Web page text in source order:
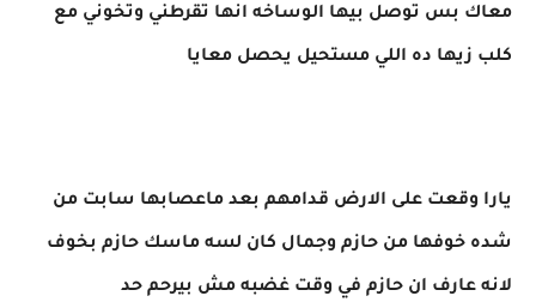
معاك بس توصل بيها الوساخه انها تقرطني وتخوني مع
كلب زيها ده اللي مستحيل يحصل معايا
يارا وقعت على الارض قدامهم بعد ماعصابها سابت من
شده خوفها من حازم وجمال كان لسه ماسك حازم بخوف
لانه عارف ان حازم في وقت غضبه مش بيرحم حد